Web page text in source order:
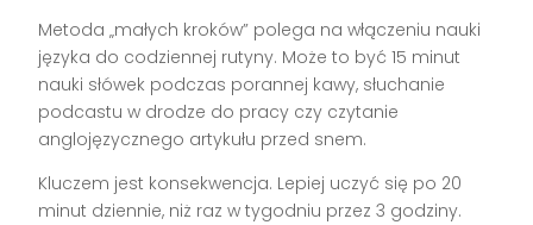
Metoda „małych kroków” polega na włączeniu nauki
języka do codziennej rutyny. Może to być 15 minut
nauki słówek podczas porannej kawy, słuchanie
podcastu w drodze do pracy czy czytanie
anglojęzycznego artykułu przed snem.
Kluczem jest konsekwencja. Lepiej uczyć się po 20
minut dziennie, niż raz w tygodniu przez 3 godziny.